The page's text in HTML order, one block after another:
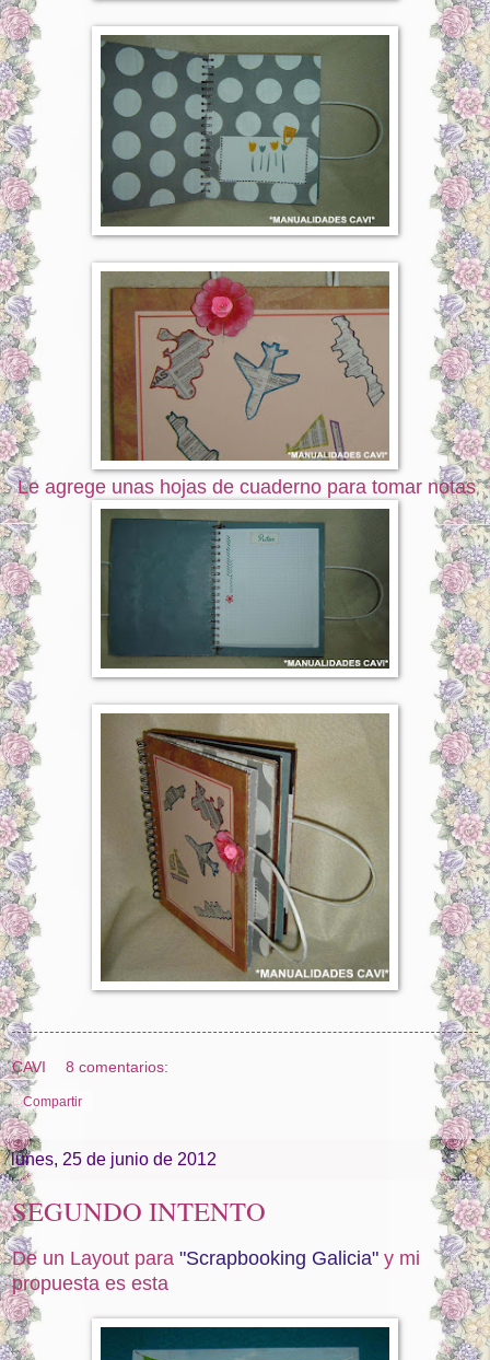
Le agrege unas hojas de cuaderno para tomar notas
CAVI 8 comentarios:
Compartir
lunes, 25 de junio de 2012
SEGUNDO INTENTO
De un Layout para "Scrapbooking Galicia" y mi
propuesta es esta